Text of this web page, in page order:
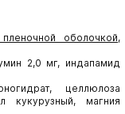
оболочкой,
2,0 мг, индапамид
целлюлоза
кукурузный, магния